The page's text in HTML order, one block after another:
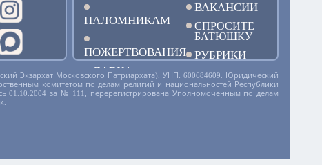
ПАЛОМНИКАМ
ПОЖЕРТВОВАНИЯ
ЛАВКА
ВАКАНСИИ
СПРОСИТЕ
БАТЮШКУ
РУБРИКИ
Экзархат Московского Патриархата). УНП: 600684609. Юридический
комитетом по делам религий и национальностей Республики
01.10.2004 за № 111, перерегистрирована Уполномоченным по делам